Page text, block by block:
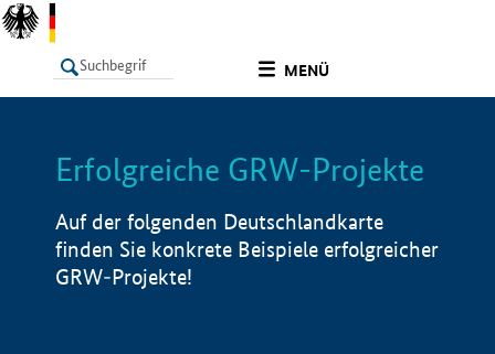
MENÜ
LISTE Info
Erfolgreiche GRW-Projekte
Auf der folgenden Deutschlandkarte
finden Sie konkrete Beispiele erfolgreicher
GRW-Projekte!